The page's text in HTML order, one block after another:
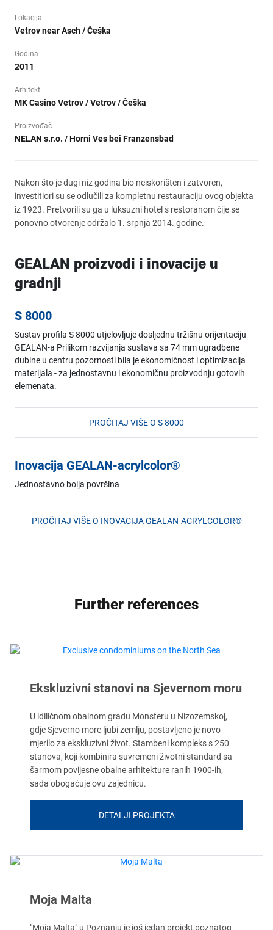
Lokacija
Vetrov near Asch / Češka
Godina
2011
Arhitekt
MK Casino Vetrov / Vetrov / Češka
Proizvođač
NELAN s.r.o. / Horni Ves bei Franzensbad
Nakon što je dugi niz godina bio neiskorišten i zatvoren,
investitiori su se odlučili za kompletnu restauraciju ovog objekta
iz 1923. Pretvorili su ga u luksuzni hotel s restoranom čije se
ponovno otvorenje održalo 1. srpnja 2014. godine.
GEALAN proizvodi i inovacije u
gradnji
S 8000
Sustav profila S 8000 utjelovljuje dosljednu tržišnu orijentaciju
GEALAN-a Prilikom razvijanja sustava sa 74 mm ugradbene
dubine u centru pozornosti bila je ekonomičnost i optimizacija
materijala - za jednostavnu i ekonomičnu proizvodnju gotovih
elemenata.
PROČITAJ VIŠE O S 8000
Inovacija GEALAN-acrylcolor®
Jednostavno bolja površina
PROČITAJ VIŠE O INOVACIJA GEALAN-ACRYLCOLOR®
Further references
Ekskluzivni stanovi na Sjevernom moru
U idiličnom obalnom gradu Monsteru u Nizozemskoj,
gdje Sjeverno more ljubi zemlju, postavljeno je novo
mjerilo za ekskluzivni život. Stambeni kompleks s 250
stanova, koji kombinira suvremeni životni standard sa
šarmom povijesne obalne arhitekture ranih 1900-ih,
sada obogaćuje ovu zajednicu.
DETALJI PROJEKTA
Moja Malta
"Moja Malta" u Poznanju je još jedan projekt poznatog